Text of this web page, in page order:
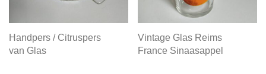
Handpers / Citruspers
van Glas
Vintage Glas Reims
France Sinaasappel